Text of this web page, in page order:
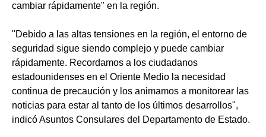
cambiar rápidamente" en la región.
"Debido a las altas tensiones en la región, el entorno de
seguridad sigue siendo complejo y puede cambiar
rápidamente. Recordamos a los ciudadanos
estadounidenses en el Oriente Medio la necesidad
continua de precaución y los animamos a monitorear las
noticias para estar al tanto de los últimos desarrollos",
indicó Asuntos Consulares del Departamento de Estado.